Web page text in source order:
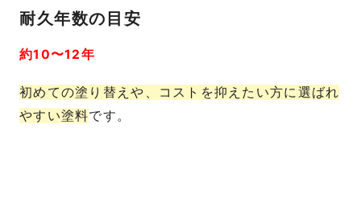
耐久年数の目安
約10〜12年
初めての塗り替えや、コストを抑えたい方に選ばれ
やすい塗料です。